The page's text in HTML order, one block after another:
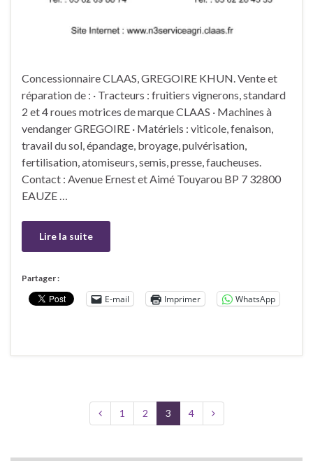
Concessionnaire CLAAS, GREGOIRE KHUN. Vente et
réparation de : · Tracteurs : fruitiers vignerons, standard
2 et 4 roues motrices de marque CLAAS · Machines à
vendanger GREGOIRE · Matériels : viticole, fenaison,
travail du sol, épandage, broyage, pulvérisation,
fertilisation, atomiseurs, semis, presse, faucheuses.
Contact : Avenue Ernest et Aimé Touyarou BP 7 32800
EAUZE …
Lire la suite
Partager :
E-mail Imprimer WhatsApp
1 2 3 4